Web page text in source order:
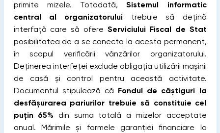
primite mizele. Totodată,Sistemul informatic
central al organizatorului trebuie să deţină
interfaţă care să ofere Serviciului Fiscal de Stat
posibilitatea de a se conecta la acesta permanent,
în scopul verificării vânzărilor organizatorului.
Deţinerea interfeţei exclude obligaţia utilizării mașinii
de casă şi control pentru această activitate.
Documentul stipulează că Fondul de câştiguri la
desfăşurarea pariurilor trebuie să constituie cel
puţin 65% din suma totală a mizelor acceptate
anual. Mărimile şi formele garanţiei financiare la